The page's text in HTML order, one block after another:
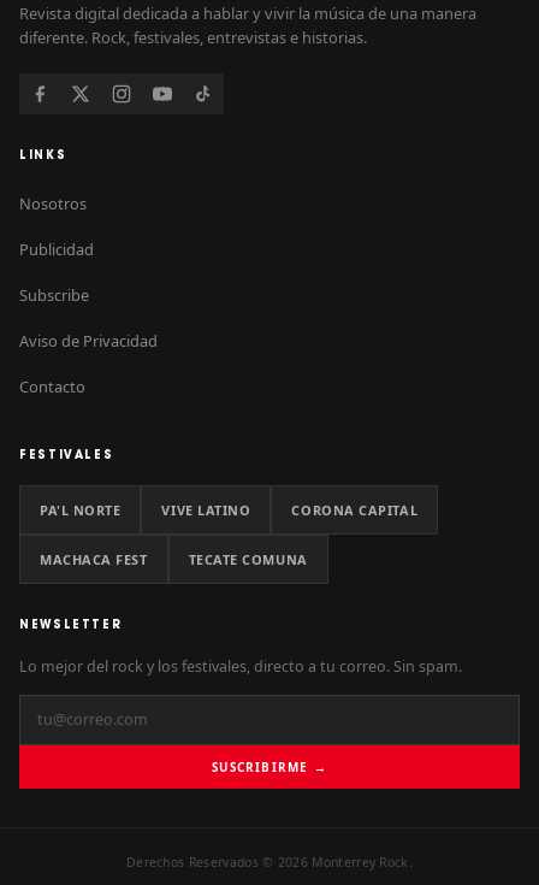
Revista digital dedicada a hablar y vivir la música de una manera
diferente. Rock, festivales, entrevistas e historias.
LINKS
Nosotros
Publicidad
Subscribe
Aviso de Privacidad
Contacto
FESTIVALES
PA'L NORTE VIVE LATINO CORONA CAPITAL
MACHACA FEST TECATE COMUNA
NEWSLETTER
Lo mejor del rock y los festivales, directo a tu correo. Sin spam.
SUSCRIBIRME →
Derechos Reservados © 2026 Monterrey Rock.